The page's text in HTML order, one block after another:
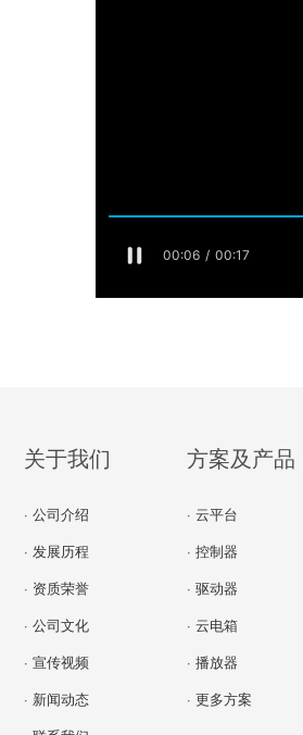
关于我们
· 公司介绍
· 发展历程
· 资质荣誉
· 公司文化
· 宣传视频
· 新闻动态
方案及产品
· 云平台
· 控制器
· 驱动器
· 云电箱
· 播放器
· 更多方案